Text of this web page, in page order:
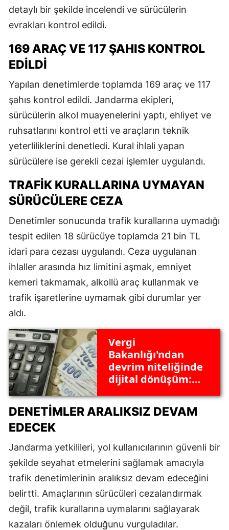
detaylı bir şekilde incelendi ve sürücülerin
evrakları kontrol edildi.
169 ARAÇ VE 117 ŞAHIS KONTROL
EDILDI
Yapılan denetimlerde toplamda 169 araç ve 117
şahıs kontrol edildi. Jandarma ekipleri,
sürücülerin alkol muayenelerini yaptı, ehliyet ve
ruhsatlarını kontrol etti ve araçların teknik
yeterliliklerini denetledi. Kural ihlali yapan
sürücülere ise gerekli cezai işlemler uygulandı.
TRAFIK KURALLARINA UYMAYAN
SÜRÜCÜLERE CEZA
Denetimler sonucunda trafik kurallarına uymadığı
tespit edilen 18 sürücüye toplamda 21 bin TL
idari para cezası uygulandı. Ceza uygulanan
ihlaller arasında hız limitini aşmak, emniyet
kemeri takmamak, alkollü araç kullanmak ve
trafik işaretlerine uymamak gibi durumlar yer
aldı.
Vergi
Bakanlığı'ndan
devrim niteliğinde
dijital dönüşüm:
maliyet ve zaman
tasarrufu
DENETIMLER ARALIKSIZ DEVAM
EDECEK
Jandarma yetkilileri, yol kullanıcılarının güvenli bir
şekilde seyahat etmelerini sağlamak amacıyla
trafik denetimlerinin aralıksız devam edeceğini
belirtti. Amaçlarının sürücüleri cezalandırmak
değil, trafik kurallarına uymalarını sağlayarak
kazaları önlemek olduğunu vurguladılar.